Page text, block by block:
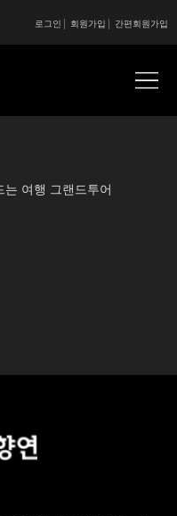
간편회원가입
회원가입
로그인